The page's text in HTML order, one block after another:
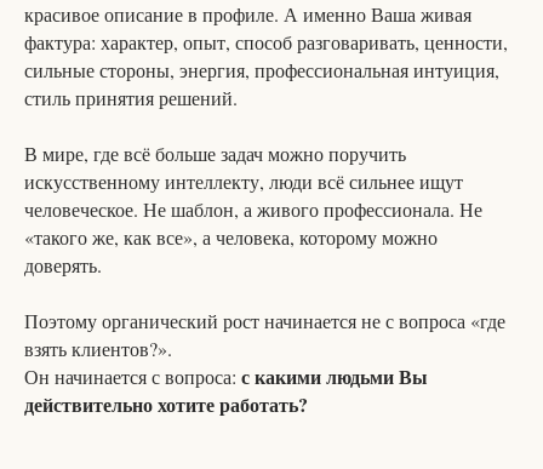
красивое описание в профиле. А именно Ваша живая
фактура: характер, опыт, способ разговаривать, ценности,
сильные стороны, энергия, профессиональная интуиция,
стиль принятия решений.
В мире, где всё больше задач можно поручить
искусственному интеллекту, люди всё сильнее ищут
человеческое. Не шаблон, а живого профессионала. Не
«такого же, как все», а человека, которому можно
доверять.
Поэтому органический рост начинается не с вопроса «где
взять клиентов?».
Он начинается с вопроса: с какими людьми Вы
действительно хотите работать?